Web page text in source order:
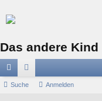
Das andere Kind
ch or
Suche Anmelden